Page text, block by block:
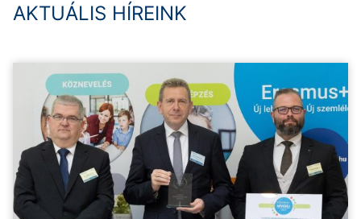
AKTUÁLIS HÍREINK